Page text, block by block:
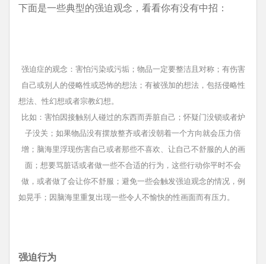
下面是一些典型的强迫观念，看看你有没有中招：
强迫症的观念：害怕污染或污垢；物品一定要整洁且对称；有伤害
自己或别人的侵略性或恐怖的想法；有被强加的想法，包括侵略性
想法、性幻想或者宗教幻想。
比如：害怕因接触别人碰过的东西而弄脏自己；怀疑门没锁或者炉
子没关；如果物品没有摆放整齐或者没朝着一个方向就会压力倍
增；脑海里浮现伤害自己或者那些不喜欢、让自己不舒服的人的画
面；想要骂脏话或者做一些不合适的行为，这些行动你平时不会
做，或者做了会让你不舒服；避免一些会触发强迫观念的情况，例
如晃手；因脑海里重复出现一些令人不愉快的性画面而有压力。
强迫行为